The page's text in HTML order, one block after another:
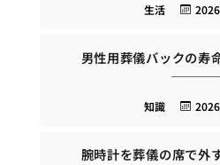
生活
男性用葬儀バックの寿
知識
腕時計を葬儀の席で外